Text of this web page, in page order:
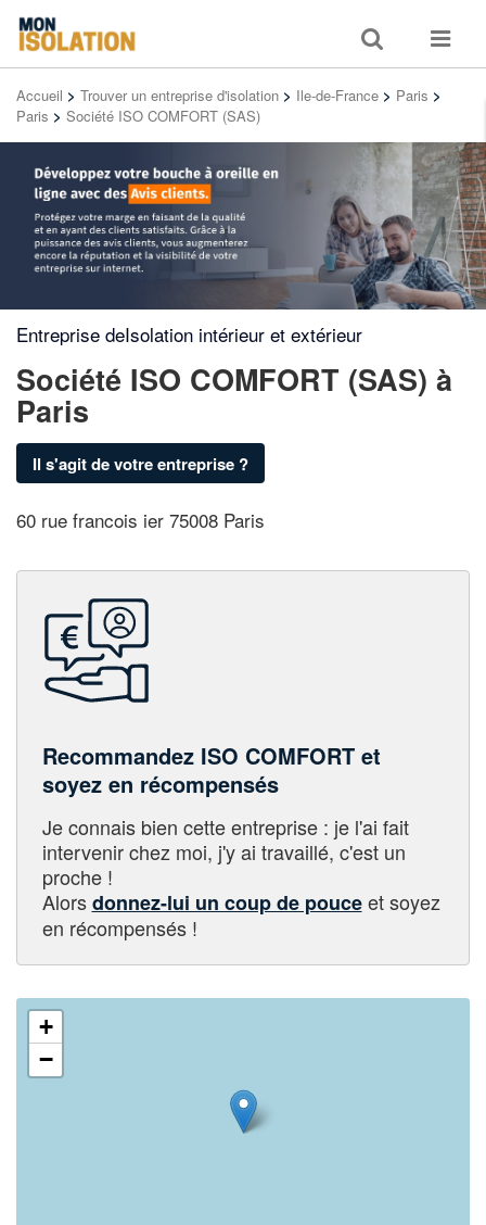
Toggle
search
Toggle
Accueil > Trouver un entreprise d'isolation > Ile-de-France > Paris >
Paris > Société ISO COMFORT (SAS)
Entreprise deIsolation intérieur et extérieur
Société ISO COMFORT (SAS) à
Paris
Il s'agit de votre entreprise ?
60 rue francois ier 75008 Paris
Recommandez ISO COMFORT et
soyez en récompensés
Je connais bien cette entreprise : je l'ai fait
intervenir chez moi, j'y ai travaillé, c'est un
proche !
Alorsdonnez-lui un coup de pouceet soyez
en récompensés !
+
−